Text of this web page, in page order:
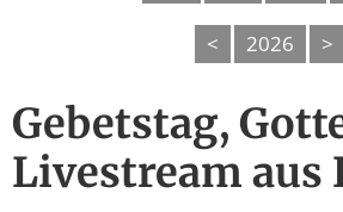
< 2026 >
Gebetstag,
Livestream aus